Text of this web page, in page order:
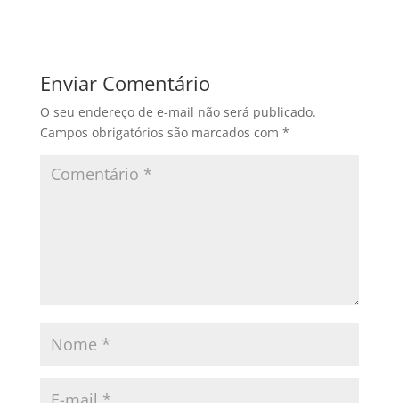
Enviar Comentário
O seu endereço de e-mail não será publicado.
Campos obrigatórios são marcados com *